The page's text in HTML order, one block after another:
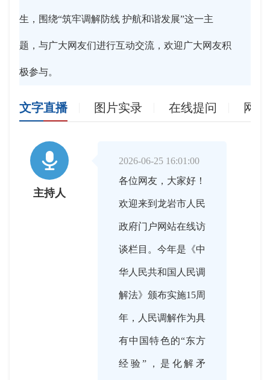
生，围绕“筑牢调解防线 护航和谐发展”这一主
题，与广大网友们进行互动交流，欢迎广大网友积
极参与。
文字直播 图片实录 在线提问 网

主持人
2026-06-25 16:01:00
各位网友，大家好！
欢迎来到龙岩市人民
政府门户网站在线访
谈栏目。今年是《中
华人民共和国人民调
解法》颁布实施15周
年，人民调解作为具
有中国特色的“东方
经验”，是化解矛